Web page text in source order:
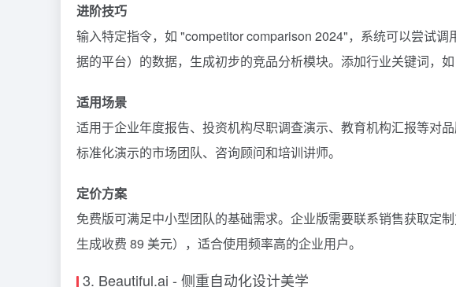
进阶技巧
输入特定指令，如 "competitor comparison 2024"，系统可以尝试调
据的平台）的数据，生成初步的竞品分析模块。添加行业关键词，
适用场景
适用于企业年度报告、投资机构尽职调查演示、教育机构汇报等对
标准化演示的市场团队、咨询顾问和培训讲师。
定价方案
免费版可满足中小型团队的基础需求。企业版需要联系销售获取定
生成收费 89 美元），适合使用频率高的企业用户。
3. Beautiful.ai - 侧重自动化设计美学